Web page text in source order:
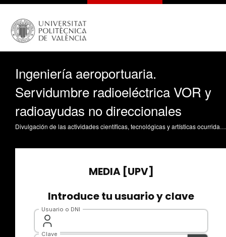
Ingeniería aeroportuaria.
Servidumbre radioeléctrica VOR y
radioayudas no direccionales
Divulgación de las actividades científicas, tecnológicas y artísticas ocurridas en los tres campus de la UPV